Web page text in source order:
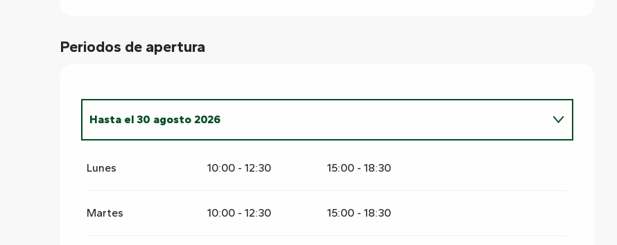
Periodos de apertura
Hasta el 30 agosto 2026
Lunes 10:00 - 12:30 15:00 - 18:30
Martes 10:00 - 12:30 15:00 - 18:30